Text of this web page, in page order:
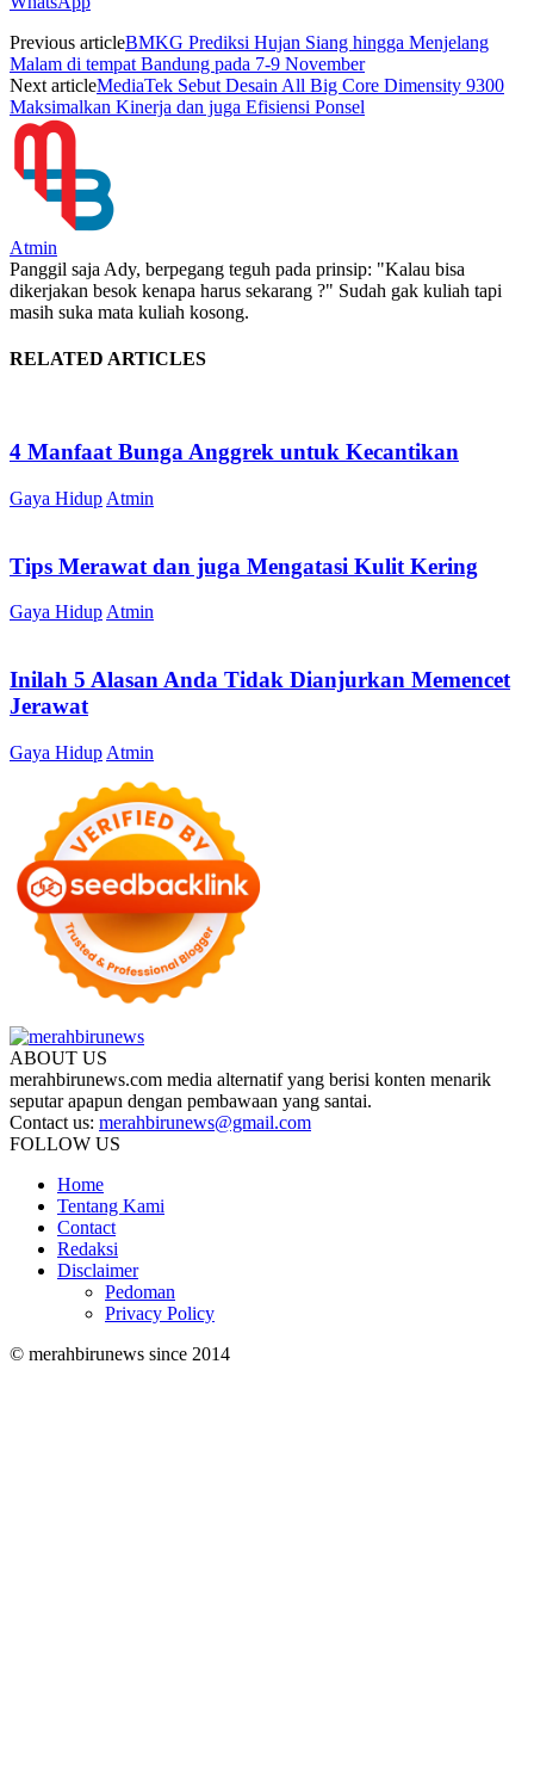
Previous articleBMKG Prediksi Hujan Siang hingga Menjelang
Malam di tempat Bandung pada 7-9 November
Next articleMediaTek Sebut Desain All Big Core Dimensity 9300
Maksimalkan Kinerja dan juga Efisiensi Ponsel
Atmin
Panggil saja Ady, berpegang teguh pada prinsip: "Kalau bisa
dikerjakan besok kenapa harus sekarang ?" Sudah gak kuliah tapi
masih suka mata kuliah kosong.
RELATED ARTICLES
4 Manfaat Bunga Anggrek untuk Kecantikan
Gaya Hidup Atmin
Tips Merawat dan juga Mengatasi Kulit Kering
Gaya Hidup Atmin
Inilah 5 Alasan Anda Tidak Dianjurkan Memencet
Jerawat
Gaya Hidup Atmin
ABOUT US
merahbirunews.com media alternatif yang berisi konten menarik
seputar apapun dengan pembawaan yang santai.
Contact us: merahbirunews@gmail.com
FOLLOW US
Home
Tentang Kami
Contact
Redaksi
Disclaimer
Pedoman
Privacy Policy
© merahbirunews since 2014